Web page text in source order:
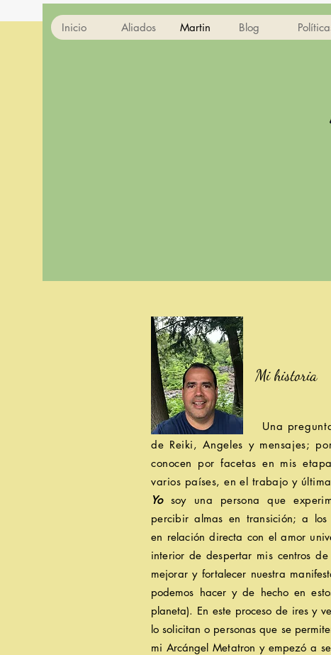
Inicio Aliados Martin Blog
Una pregunta muy
de Reiki, Angeles y mensajes;
conocen por facetas en mis
varios países, en el trabajo y
Yosoy una persona que
percibir almas en transición; a
en relación directa con el amor
interior de despertar mis centros de
mejorar y fortalecer nuestra
podemos hacer yde hecho en
planeta). En este proceso de ires y
lo solicitan o personas que se
miArcángel Metatron y empezó a
Mi historia